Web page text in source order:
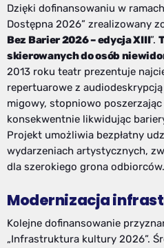
Dzięki dofinansowaniu w
Dostępna 2026” zrealizowany
Bez Barier 2026 – edycja XIII”.
skierowanych do osób
2013 roku teatr prezentuje
repertuarowe z
migowy, stopniowo
konsekwentnie likwidując
Projekt umożliwia bezpłatny
wydarzeniach artystycznych,
dla szerokiego grona odbiorców.
Modernizacja
Kolejne dofinansowanie
„Infrastruktura kultury 2026”.